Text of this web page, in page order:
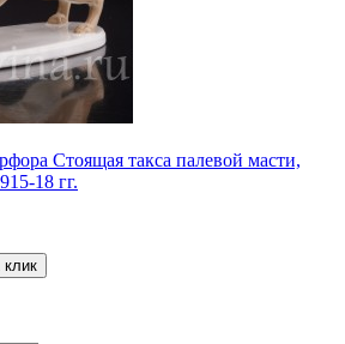
Стоящая такса палевой масти,
18 гг.
клик